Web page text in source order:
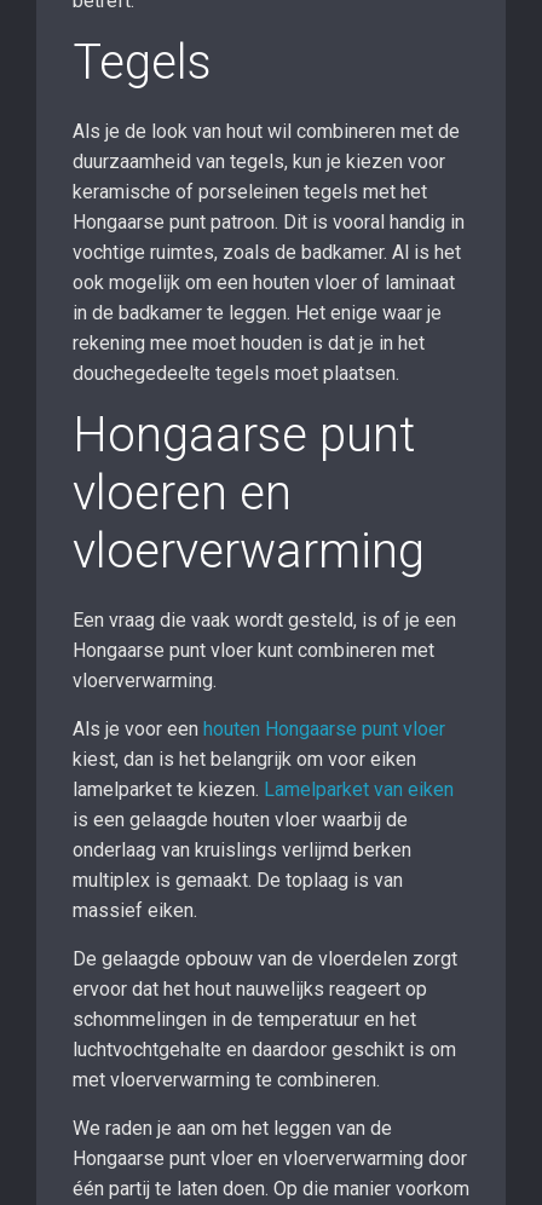
Tegels
Als je de look van hout wil combineren met de
duurzaamheid van tegels, kun je kiezen voor
keramische of porseleinen tegels met het
Hongaarse punt patroon. Dit is vooral handig in
vochtige ruimtes, zoals de badkamer. Al is het
ook mogelijk om een houten vloer of laminaat
in de badkamer te leggen. Het enige waar je
rekening mee moet houden is dat je in het
douchegedeelte tegels moet plaatsen.
Hongaarse punt
vloeren en
vloerverwarming
Een vraag die vaak wordt gesteld, is of je een
Hongaarse punt vloer kunt combineren met
vloerverwarming.
Als je voor een houten Hongaarse punt vloer
kiest, dan is het belangrijk om voor eiken
lamelparket te kiezen. Lamelparket van eiken
is een gelaagde houten vloer waarbij de
onderlaag van kruislings verlijmd berken
multiplex is gemaakt. De toplaag is van
massief eiken.
De gelaagde opbouw van de vloerdelen zorgt
ervoor dat het hout nauwelijks reageert op
schommelingen in de temperatuur en het
luchtvochtgehalte en daardoor geschikt is om
met vloerverwarming te combineren.
We raden je aan om het leggen van de
Hongaarse punt vloer en vloerverwarming door
één partij te laten doen. Op die manier voorkom